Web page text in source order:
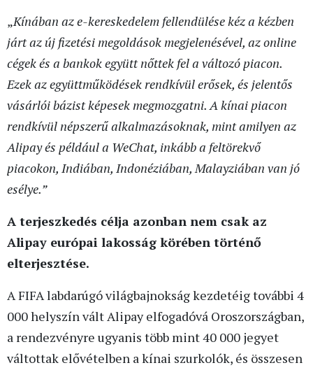
„Kínában az e-kereskedelem fellendülése kéz a kézben
járt az új fizetési megoldások megjelenésével, az online
cégek és a bankok együtt nőttek fel a változó piacon.
Ezek az együttműködések rendkívül erősek, és jelentős
vásárlói bázist képesek megmozgatni. A kínai piacon
rendkívül népszerű alkalmazásoknak, mint amilyen az
Alipay és például a WeChat, inkább a feltörekvő
piacokon, Indiában, Indonéziában, Malayziában van jó
esélye.”
A terjeszkedés célja azonban nem csak az
Alipay európai lakosság körében történő
elterjesztése.
A FIFA labdarúgó világbajnokság kezdetéig további 4
000 helyszín vált Alipay elfogadóvá Oroszországban,
a rendezvényre ugyanis több mint 40 000 jegyet
váltottak elővételben a kínai szurkolók, és összesen